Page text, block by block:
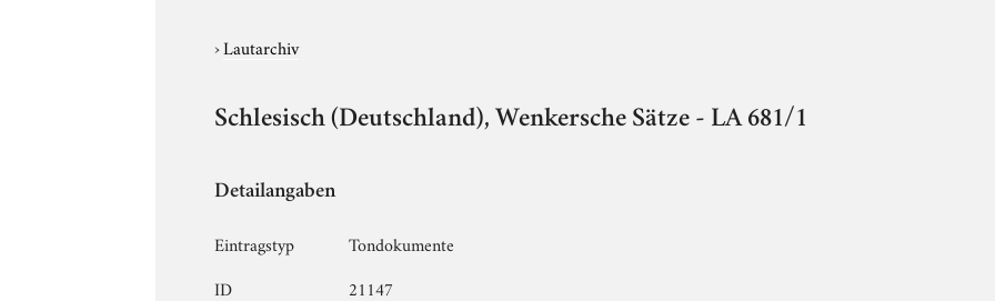
›Lautarchiv
Schlesisch (Deutschland), Wenkersche Sätze - LA 681/1
Detailangaben
Eintragstyp
Tondokumente
ID
21147